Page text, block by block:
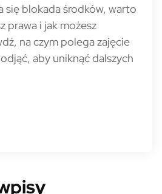
się blokada środków, warto
prawa i jak możesz
na czym polega zajęcie
aby uniknąć dalszych